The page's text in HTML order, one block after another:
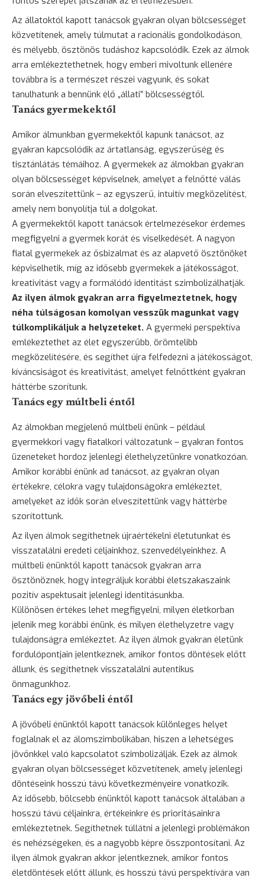
Az állatoktól kapott tanácsok gyakran olyan bölcsességet
közvetítenek, amely túlmutat a racionális gondolkodáson,
és mélyebb, ösztönös tudáshoz kapcsolódik. Ezek az álmok
arra emlékeztethetnek, hogy emberi mivoltunk ellenére
továbbra is a természet részei vagyunk, és sokat
tanulhatunk a bennünk élő „állati” bölcsességtől.
Tanács gyermekektől
Amikor álmunkban gyermekektől kapunk tanácsot, az
gyakran kapcsolódik az ártatlanság, egyszerűség és
tisztánlátás témáihoz. A gyermekek az álmokban gyakran
olyan bölcsességet képviselnek, amelyet a felnőtté válás
során elveszítettünk – az egyszerű, intuitív megközelítést,
amely nem bonyolítja túl a dolgokat.
A gyermekektől kapott tanácsok értelmezésekor érdemes
megfigyelni a gyermek korát és viselkedését. A nagyon
fiatal gyermekek az ősbizalmat és az alapvető ösztönöket
képviselhetik, míg az idősebb gyermekek a játékosságot,
kreativitást vagy a formálódó identitást szimbolizálhatják.
Az ilyen álmok gyakran arra figyelmeztetnek, hogy
néha túlságosan komolyan vesszük magunkat vagy
túlkomplikáljuk a helyzeteket. A gyermeki perspektíva
emlékeztethet az élet egyszerűbb, örömtelibb
megközelítésére, és segíthet újra felfedezni a játékosságot,
kíváncsiságot és kreativitást, amelyet felnőttként gyakran
háttérbe szorítunk.
Tanács egy múltbeli éntől
Az álmokban megjelenő múltbeli énünk – például
gyermekkori vagy fiatalkori változatunk – gyakran fontos
üzeneteket hordoz jelenlegi élethelyzetünkre vonatkozóan.
Amikor korábbi énünk ad tanácsot, az gyakran olyan
értékekre, célokra vagy tulajdonságokra emlékeztet,
amelyeket az idők során elveszítettünk vagy háttérbe
szorítottunk.
Az ilyen álmok segíthetnek újraértékelni életutunkat és
visszatalálni eredeti céljainkhoz, szenvedélyeinkhez. A
múltbeli énünktől kapott tanácsok gyakran arra
ösztönöznek, hogy integráljuk korábbi életszakaszaink
pozitív aspektusait jelenlegi identitásunkba.
Különösen értékes lehet megfigyelni, milyen életkorban
jelenik meg korábbi énünk, és milyen élethelyzetre vagy
tulajdonságra emlékeztet. Az ilyen álmok gyakran életünk
fordulópontjain jelentkeznek, amikor fontos döntések előtt
állunk, és segíthetnek visszatalálni autentikus
önmagunkhoz.
Tanács egy jövőbeli éntől
A jövőbeli énünktől kapott tanácsok különleges helyet
foglalnak el az álomszimbolikában, hiszen a lehetséges
jövőnkkel való kapcsolatot szimbolizálják. Ezek az álmok
gyakran olyan bölcsességet közvetítenek, amely jelenlegi
döntéseink hosszú távú következményeire vonatkozik.
Az idősebb, bölcsebb énünktől kapott tanácsok általában a
hosszú távú céljainkra, értékeinkre és prioritásainkra
emlékeztetnek. Segíthetnek túllátni a jelenlegi problémákon
és nehézségeken, és a nagyobb képre összpontosítani. Az
ilyen álmok gyakran akkor jelentkeznek, amikor fontos
életdöntések előtt állunk, és hosszú távú perspektívára van